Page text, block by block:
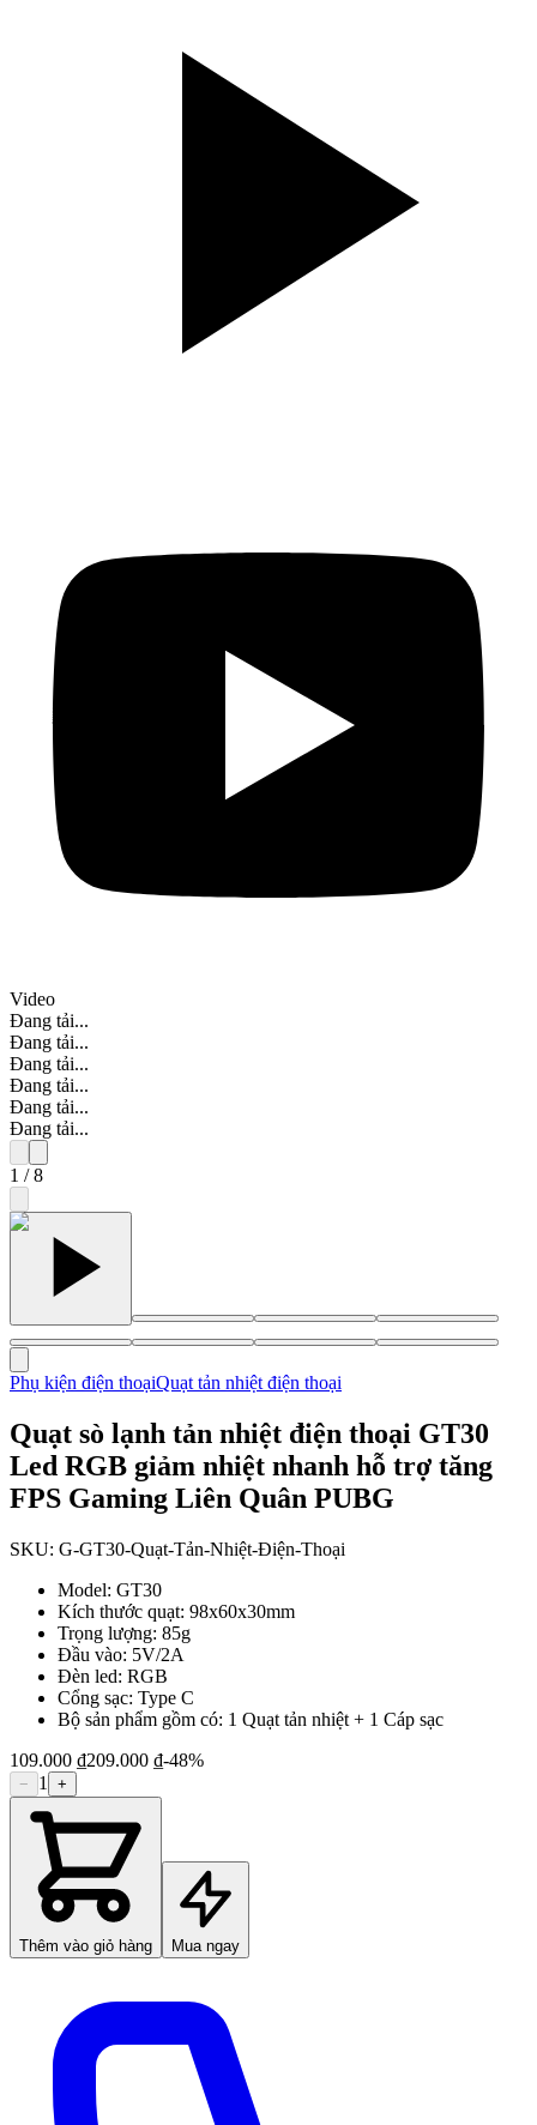
Video
Đang tải...
Đang tải...
Đang tải...
Đang tải...
Đang tải...
Đang tải...
1 /8
Phụ kiện điện thoạiQuạt tản nhiệt điện thoại
Quạt sò lạnh tản nhiệt điện thoại GT30
Led RGB giảm nhiệt nhanh hỗ trợ tăng
FPS Gaming Liên Quân PUBG
SKU: G-GT30-Quạt-Tản-Nhiệt-Điện-Thoại
Model: GT30
Kích thước quạt: 98x60x30mm
Trọng lượng: 85g
Đầu vào: 5V/2A
Đèn led: RGB
Cổng sạc: Type C
Bộ sản phẩm gồm có: 1 Quạt tản nhiệt + 1 Cáp sạc
109.000 ₫209.000 ₫-48%
− 1 +
Thêm vào giỏ hàng Mua ngay